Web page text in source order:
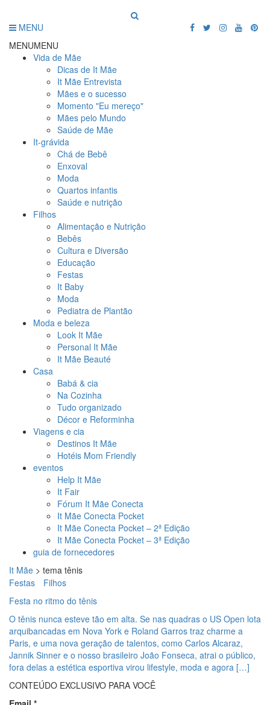
MENU
MENUMENU
Vida de Mãe
Dicas de It Mãe
It Mãe Entrevista
Mães e o sucesso
Momento "Eu mereço"
Mães pelo Mundo
Saúde de Mãe
It-grávida
Chá de Bebê
Enxoval
Moda
Quartos infantis
Saúde e nutrição
Filhos
Alimentação e Nutrição
Bebês
Cultura e Diversão
Educação
Festas
It Baby
Moda
Pediatra de Plantão
Moda e beleza
Look It Mãe
Personal It Mãe
It Mãe Beauté
Casa
Babá & cia
Na Cozinha
Tudo organizado
Décor e Reforminha
Viagens e cia
Destinos It Mãe
Hotéis Mom Friendly
eventos
Help It Mãe
It Fair
Fórum It Mãe Conecta
It Mãe Conecta Pocket
It Mãe Conecta Pocket – 2ª Edição
It Mãe Conecta Pocket – 3ª Edição
guia de fornecedores
It Mãe > tema tênis
Festas
Filhos
Festa no ritmo do tênis
O tênis nunca esteve tão em alta. Se nas quadras o US Open lota
arquibancadas em Nova York e Roland Garros traz charme a
Paris, e uma nova geração de talentos, como Carlos Alcaraz,
Jannik Sinner e o nosso brasileiro João Fonseca, atrai o público,
fora delas a estética esportiva virou lifestyle, moda e agora […]
CONTEÚDO EXCLUSIVO PARA VOCÊ